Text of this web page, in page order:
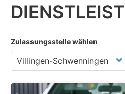
Zulassungsstelle wählen